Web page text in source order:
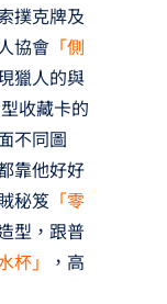
撲克牌及
協會「側
獵人的與
收藏卡的
不同圖
靠他好好
秘笈「零
型，跟普
杯」
，高